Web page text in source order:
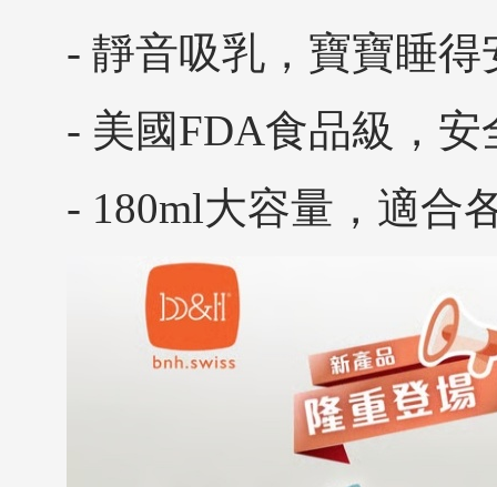
- 靜音吸乳，寶寶睡得
- 美國FDA食品級，安
- 180ml大容量，適合